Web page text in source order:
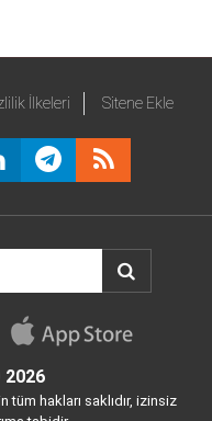
İlkeleri Sitene Ekle
2026
hakları saklıdır, izinsiz